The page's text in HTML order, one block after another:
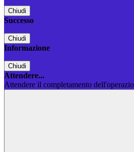
Chiudi
Successo
Chiudi
Informazione
Chiudi
Attendere...
Attendere il completamento